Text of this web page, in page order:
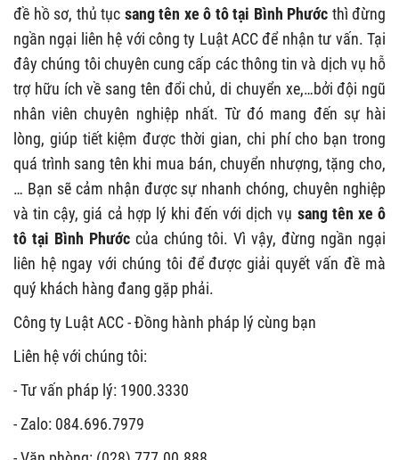
đề hồ sơ, thủ tục sang tên xe ô tô tại Bình Phước thì đừng
ngần ngại liên hệ với công ty Luật ACC để nhận tư vấn. Tại
đây chúng tôi chuyên cung cấp các thông tin và dịch vụ hỗ
trợ hữu ích về sang tên đổi chủ, di chuyển xe,…bởi đội ngũ
nhân viên chuyên nghiệp nhất. Từ đó mang đến sự hài
lòng, giúp tiết kiệm được thời gian, chi phí cho bạn trong
quá trình sang tên khi mua bán, chuyển nhượng, tặng cho,
… Bạn sẽ cảm nhận được sự nhanh chóng, chuyên nghiệp
và tin cậy, giá cả hợp lý khi đến với dịch vụ sang tên xe ô
tô tại Bình Phướccủa chúng tôi. Vì vậy, đừng ngần ngại
liên hệ ngay với chúng tôi để được giải quyết vấn đề mà
quý khách hàng đang gặp phải.
Công ty Luật ACC - Đồng hành pháp lý cùng bạn
Liên hệ với chúng tôi:
-Tư vấn pháp lý: 1900.3330
-Zalo: 084.696.7979